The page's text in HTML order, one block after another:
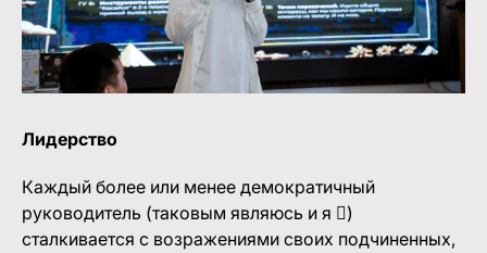
Лидерство
Каждый более или менее демократичный
руководитель (таковым являюсь и я )
сталкивается с возражениями своих подчиненных,